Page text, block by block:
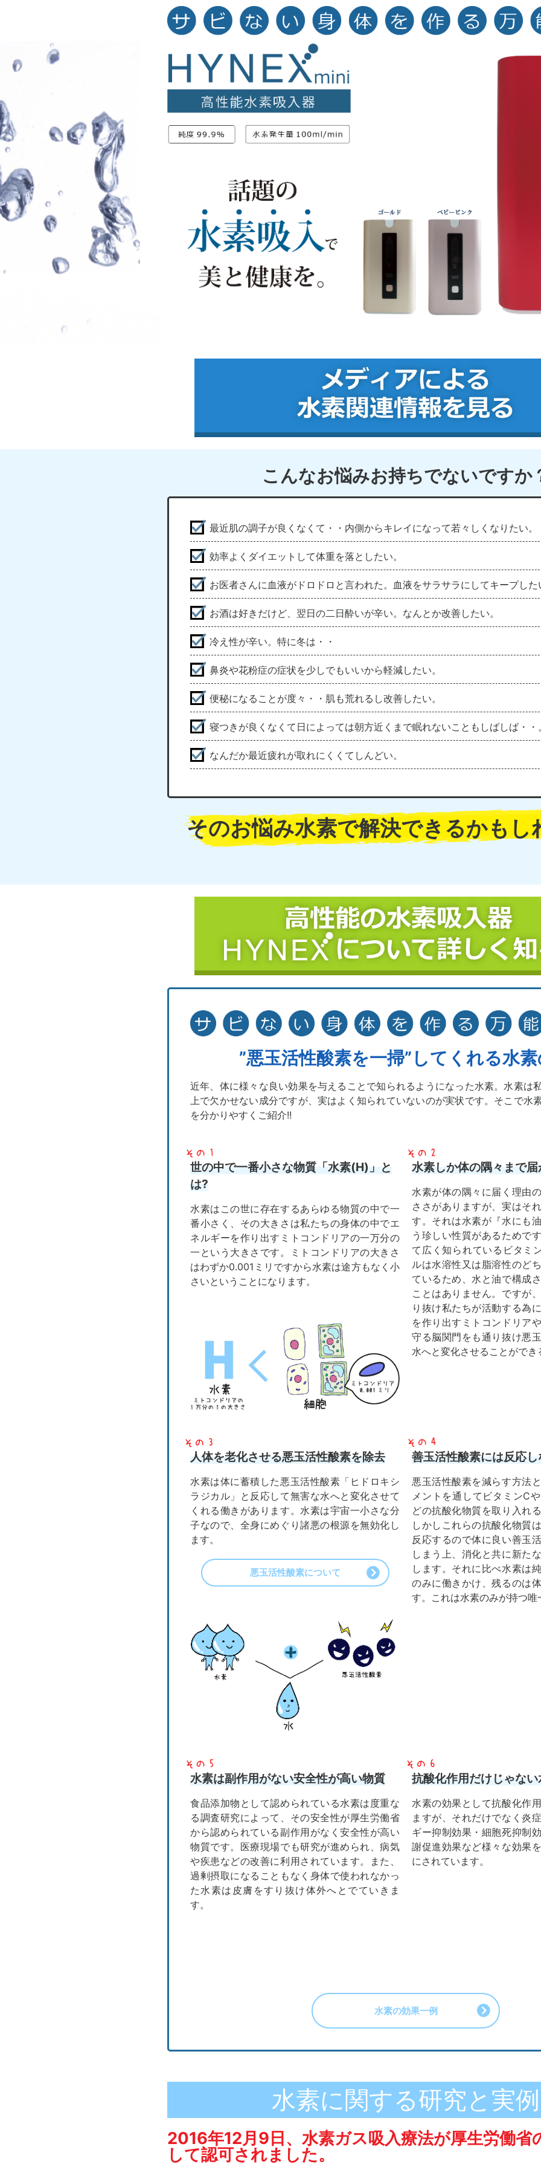
こんなお悩みお持ちでないですか
最近肌の調子が良くなくて・・内側からキレイになって若々しくなりたい。
効率よくダイエットして体重を落としたい。
お医者さんに血液がドロドロと言われた。血液をサラサラにしてキープした
お酒は好きだけど、翌日の二日酔いが辛い。なんとか改善したい。
冷え性が辛い。特に冬は・・
鼻炎や花粉症の症状を少しでもいいから軽減したい。
便秘になることが度々・・肌も荒れるし改善したい。
寝つきが良くなくて日によっては朝方近くまで眠れないこともしばしば・・
なんだか最近疲れが取れにくくてしんどい。
そのお悩み水素で解決できるかもし
”悪玉活性酸素を一掃” してくれる水
近年、体に様々な良い効果を与えることで知られるようになった水素。水素は
上で欠かせない成分ですが、実はよく知られていないのが実状です。そこで水
を分かりやすくご紹介!!
世の中で一番小さな物質「水素(H)」と
は?
水素はこの世に存在するあらゆる物質の中で一
番小さく、その大きさは私たちの身体の中でエ
ネルギーを作り出すミトコンドリアの一万分の
一という大きさです。ミトコンドリアの大きさ
はわずか0.001ミリですから水素は途方もなく小
さいということになります。
水素しか体の隅々まで
水素が体の隅々に届く理由
ささがありますが、実はそ
す。それは水素が『水にも
う珍しい性質があるためで
て広く知られているビタミ
ルは水溶性又は脂溶性のど
ているため、水と油で構成
ことはありません。ですが
り抜け私たちが活動する為
を作り出すミトコンドリア
守る脳関門をも通り抜け悪
水へと変化させることができ
人体を老化させる悪玉活性酸素を除去
水素は体に蓄積した悪玉活性酸素「ヒドロキシ
ラジカル」と反応して無害な水へと変化させて
くれる働きがあります。水素は宇宙一小さな分
子なので、全身にめぐり諸悪の根源を無効化し
ます。
悪玉活性酸素について
善玉活性酸素には反応し
悪玉活性酸素を減らす方法
メントを通してビタミンC
どの抗酸化物質を取り入れ
しかしこれらの抗酸化物質
反応するので体に良い善玉
しまう上、消化と共に新た
します。それに比べ水素は
のみに働きかけ、残るのは
す。これは水素のみが持つ
水素は副作用がない安全性が高い物質
食品添加物として認められている水素は度重な
る調査研究によって、その安全性が厚生労働省
から認められている副作用がなく安全性が高い
物質です。医療現場でも研究が進められ、病気
や疾患などの改善に利用されています。また、
過剰摂取になることもなく身体で使われなかっ
た水素は皮膚をすり抜け体外へとでていきま
す。
抗酸化作用だけじゃな
水素の効果として抗酸化作
ますが、それだけでなく炎
ギー抑制効果・細胞死抑制
謝促進効果など様々な効果
にされています。
水素の効果一例
水素に関する研究と実例
2016年12月9日、水素ガス吸入療法が厚生労働省
して認可されました。